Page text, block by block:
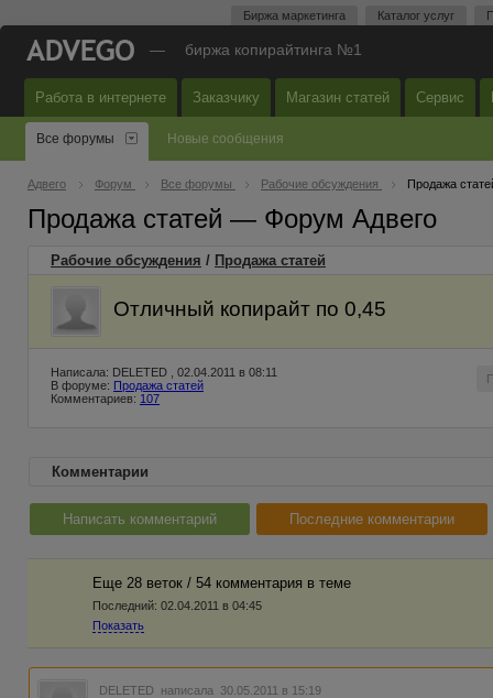
Биржа маркетинга Каталог услуг
— биржа копирайтинга №1
Работа в интернете Заказчику Магазин статей Сервис
Все форумы Новые сообщения
Адвего Форум Все форумы Рабочие обсуждения Продажа
Продажа статей — Форум Адвего
Рабочие обсуждения / Продажа статей
Отличный копирайт по 0,45
Написала: DELETED , 02.04.2011 в 08:11
В форуме: Продажа статей
Комментариев: 107
Комментарии
Написать комментарий Последние комментарии
Еще 28 веток / 54 комментария в темe
Последний: 02.04.2011 в 04:45
Показать
DELETED написала 30.05.2011 в 15:19